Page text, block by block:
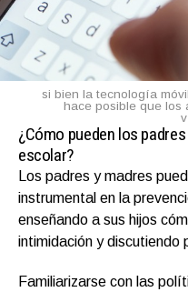
si bien la tecnología
hace posible que los
¿Cómo pueden los
escolar?
Los padres y madres
instrumental en la
enseñando a sus hijos
intimidación y discutiendo
Familiarizarse con las